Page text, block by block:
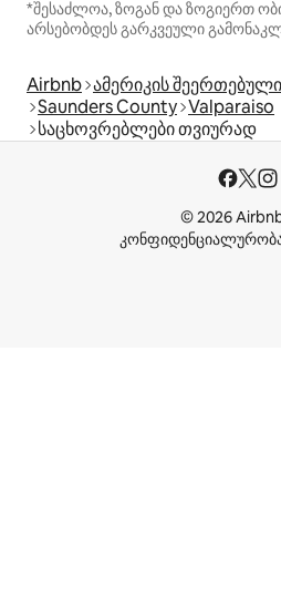
*შესაძლოა, ზოგან და ზოგიერთ
არსებობდეს გარკვეული
Airbnb ამერიკის
Saunders County Valparaiso
საცხოვრებლები თვიურად
© 2026